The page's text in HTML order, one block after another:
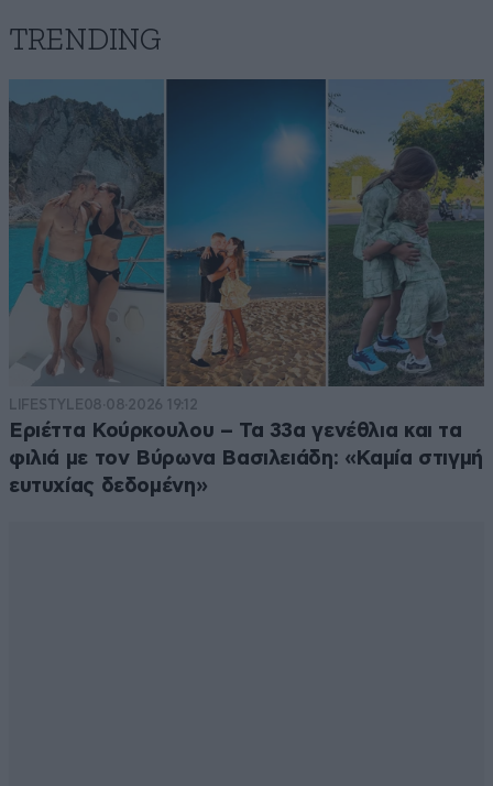
TRENDING
LIFESTYLE08·08·2026 19:12
Εριέττα Κούρκουλου – Τα 33α γενέθλια και τα
φιλιά με τον Βύρωνα Βασιλειάδη: «Καμία στιγμή
ευτυχίας δεδομένη»